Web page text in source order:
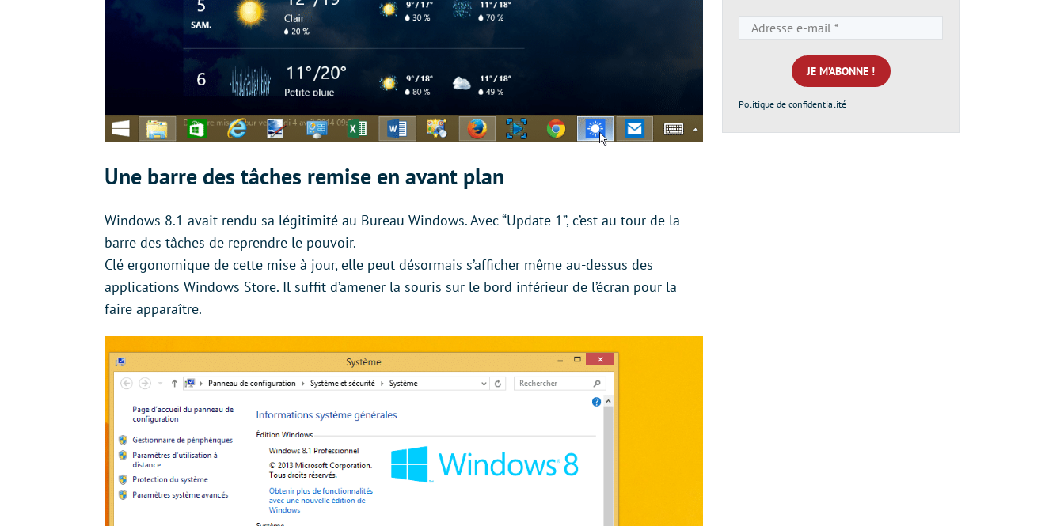
Une barre des tâches remise en avant plan
Windows 8.1 avait rendu sa légitimité au Bureau Windows. Avec “Update 1”, c’est au tour de la
barre des tâches de reprendre le pouvoir.
Clé ergonomique de cette mise à jour, elle peut désormais s’afficher même au-dessus des
applications Windows Store. Il suffit d’amener la souris sur le bord inférieur de l’écran pour la
faire apparaître.
e-
mail
*
Politique de confidentialité